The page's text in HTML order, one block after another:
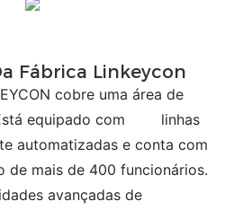
Fábrica Linkeycon
cobre uma área de
equipado com
linhas
automatizadas e conta com
de mais de 400 funcionários.
avançadas de